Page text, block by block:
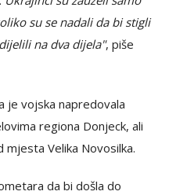
su se nadali da bi stigli
na dva dijela", piše
je vojska napredovala
regiona Donjeck, ali
Velika Novosilka.
da bi došla do